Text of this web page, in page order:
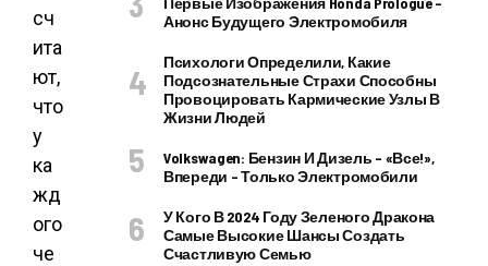
сч
ита
ют,
что
у
ка
жд
ого
че
Анонс Будущего Электромобиля
Психологи Определили, Какие
Подсознательные Страхи Способны
Провоцировать Кармические Узлы В
Жизни Людей
Volkswagen: Бензин И Дизель – «все!»,
Впереди – Только Электромобили
У Кого В 2024 Году Зеленого Дракона
Самые Высокие Шансы Создать
Счастливую Семью